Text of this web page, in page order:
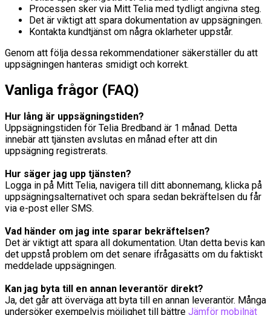
Processen sker via Mitt Telia med tydligt angivna steg.
Det är viktigt att spara dokumentation av uppsägningen.
Kontakta kundtjänst om några oklarheter uppstår.
Genom att följa dessa rekommendationer säkerställer du att
uppsägningen hanteras smidigt och korrekt.
Vanliga frågor (FAQ)
Hur lång är uppsägningstiden?
Uppsägningstiden för Telia Bredband är 1 månad. Detta
innebär att tjänsten avslutas en månad efter att din
uppsägning registrerats.
Hur säger jag upp tjänsten?
Logga in på Mitt Telia, navigera till ditt abonnemang, klicka på
uppsägningsalternativet och spara sedan bekräftelsen du får
via e-post eller SMS.
Vad händer om jag inte sparar bekräftelsen?
Det är viktigt att spara all dokumentation. Utan detta bevis kan
det uppstå problem om det senare ifrågasätts om du faktiskt
meddelade uppsägningen.
Kan jag byta till en annan leverantör direkt?
Ja, det går att överväga att byta till en annan leverantör. Många
undersöker exempelvis möjlighet till bättre Jämför mobilnät